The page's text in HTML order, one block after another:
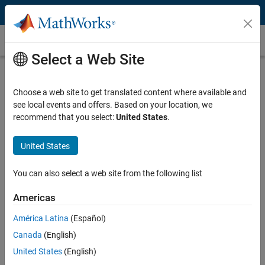
Skip to content
Traitement d’image
Le traitement d’image est une discipline qui permet d’analyser,
d’améliorer, d’extraire ou encore de résumer les informations d’une
image grâce à l’application d’algorithmes.
Les principaux domaines du traitement d’image sont :
L’amélioration d’images : ajustement des images pour qu’elles
techniques d’amélioration d’images comprennent notamment le
filtrage avec des opérateurs morphologiques, l’égalisation
d’histogramme, la suppression de bruit avec un filtre Wiener, ou
encore l’ajustement de contraste.
L’analyse d’images : isolement des objets d’intérêt afin d’extraire
Select a Web Site
Choose a web site to get translated content where available and
see local events and offers. Based on your location, we
recommend that you select:United States.
United States
You can also select a web site from the following list
Americas
América Latina (Español)
Canada (English)
United States (English)